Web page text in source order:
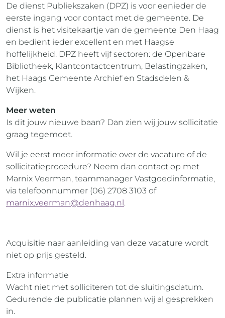
De dienst Publiekszaken (DPZ) is voor eenieder de
eerste ingang voor contact met de gemeente. De
dienst is het visitekaartje van de gemeente Den Haag
en bedient ieder excellent en met Haagse
hoffelijkheid. DPZ heeft vijf sectoren: de Openbare
Bibliotheek, Klantcontactcentrum, Belastingzaken,
het Haags Gemeente Archief en Stadsdelen &
Wijken.
Meer weten
Is dit jouw nieuwe baan? Dan zien wij jouw sollicitatie
graag tegemoet.
Wil je eerst meer informatie over de vacature of de
sollicitatieprocedure? Neem dan contact op met
Marnix Veerman, teammanager Vastgoedinformatie,
via telefoonnummer (06) 2708 3103 of
marnix.veerman@denhaag.nl.
Acquisitie naar aanleiding van deze vacature wordt
niet op prijs gesteld.
Extra informatie
Wacht niet met solliciteren tot de sluitingsdatum.
Gedurende de publicatie plannen wij al gesprekken
in.